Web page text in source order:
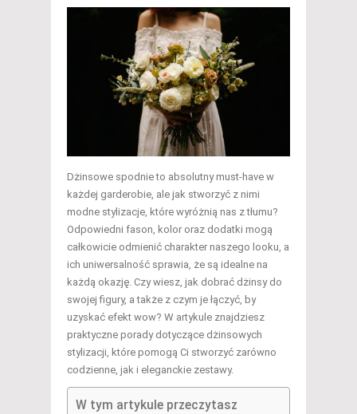
Dżinsowe spodnie to absolutny must-have w
każdej garderobie, ale jak stworzyć z nimi
modne stylizacje, które wyróżnią nas z tłumu?
Odpowiedni fason, kolor oraz dodatki mogą
całkowicie odmienić charakter naszego looku, a
ich uniwersalność sprawia, że są idealne na
każdą okazję. Czy wiesz, jak dobrać dżinsy do
swojej figury, a także z czym je łączyć, by
uzyskać efekt wow? W artykule znajdziesz
praktyczne porady dotyczące dżinsowych
stylizacji, które pomogą Ci stworzyć zarówno
codzienne, jak i eleganckie zestawy.
W tym artykule przeczytasz